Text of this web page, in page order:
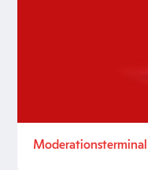
Moderationsterminal